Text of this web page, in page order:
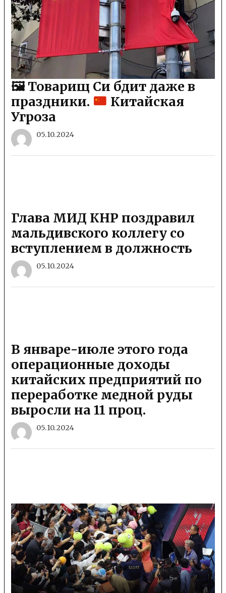
🖼 Товарищ Си бдит даже в
праздники.
Китайская
Угроза
05.10.2024
Глава МИД КНР поздравил
мальдивского коллегу со
вступлением в должность
05.10.2024
В январе-июле этого года
операционные доходы
китайских предприятий по
переработке медной руды
выросли на 11 проц.
05.10.2024